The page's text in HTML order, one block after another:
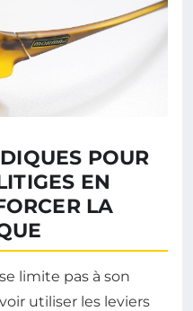
POUR
EN
LA
limite pas à son
utiliser les leviers